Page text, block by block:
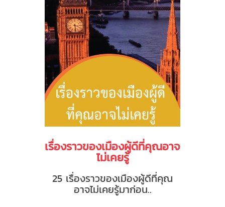
เรื่องราวของเมืองผู้ดีที่คุณอาจ
ไม่เคยรู้
25 เรื่องราวของเมืองผู้ดีที่คุณ
อาจไม่เคยรู้มาก่อน..